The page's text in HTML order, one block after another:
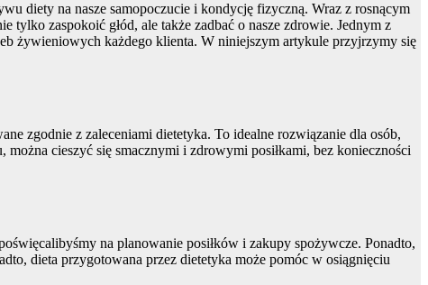
diety na nasze samopoczucie i kondycję fizyczną. Wraz z rosnącym
zaspokoić głód, ale także zadbać o nasze zdrowie. Jednym z
żywieniowych każdego klienta. W niniejszym artykule przyjrzymy się
zgodnie z zaleceniami dietetyka. To idealne rozwiązanie dla osób,
cieszyć się smacznymi i zdrowymi posiłkami, bez konieczności
na planowanie posiłków i zakupy spożywcze. Ponadto,
dieta przygotowana przez dietetyka może pomóc w osiągnięciu